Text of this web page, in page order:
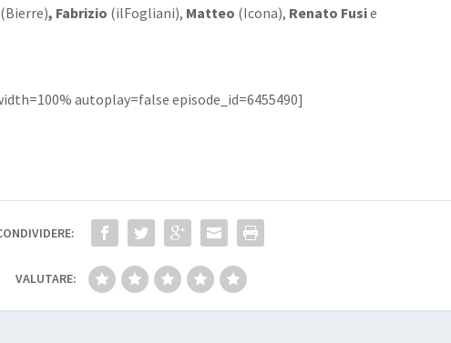
(Bierre), Fabrizio (ilFogliani), Matteo (Icona), Renato Fusie
autoplay=false episode_id=6455490]
VALUTARE: